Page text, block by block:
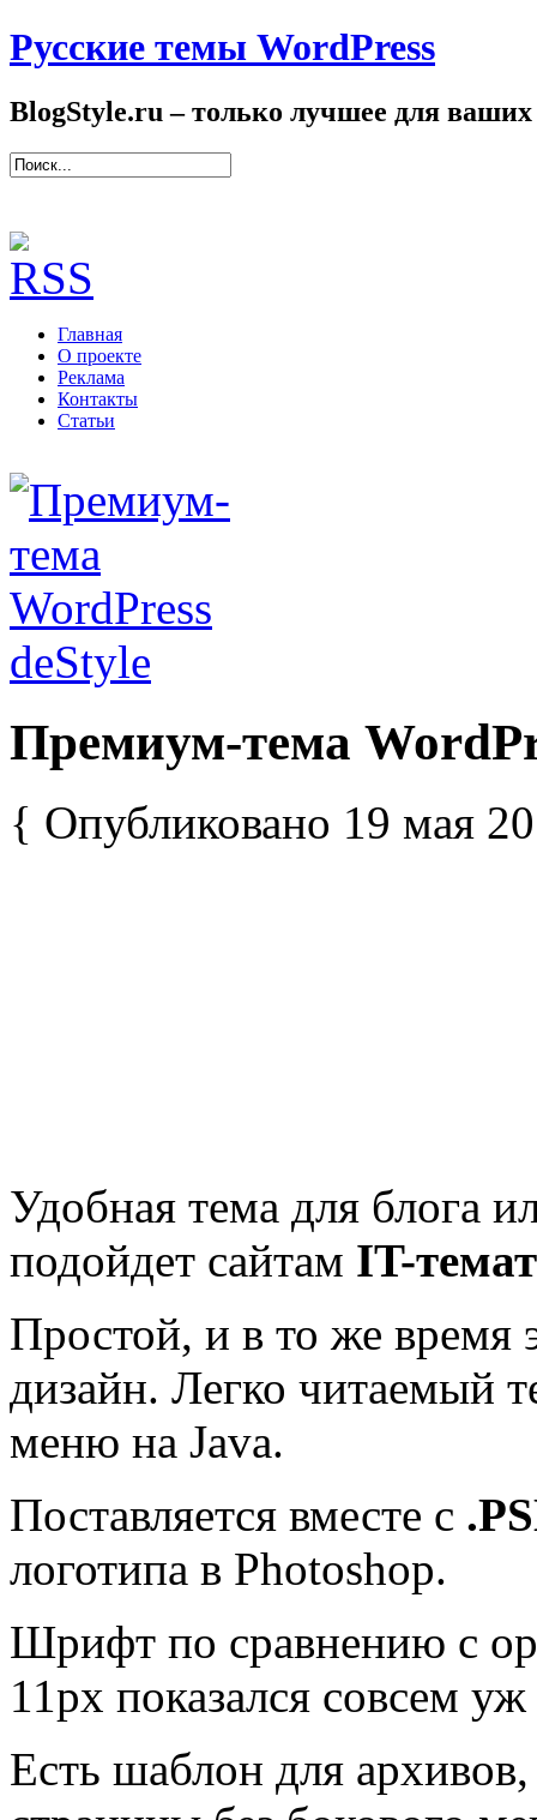
Русские темы WordPress
BlogStyle.ru – только лучшее для ваших
Главная
О проекте
Реклама
Контакты
Статьи
Премиум-тема
{ Опубликовано 19 мая
Удобная тема для блога
подойдет сайтам IT-
Простой, и в то же время
дизайн. Легко читаемый
меню на Java.
Поставляется вместе с
логотипа в Photoshop.
Шрифт по сравнению с
11px показался совсем
Есть шаблон для